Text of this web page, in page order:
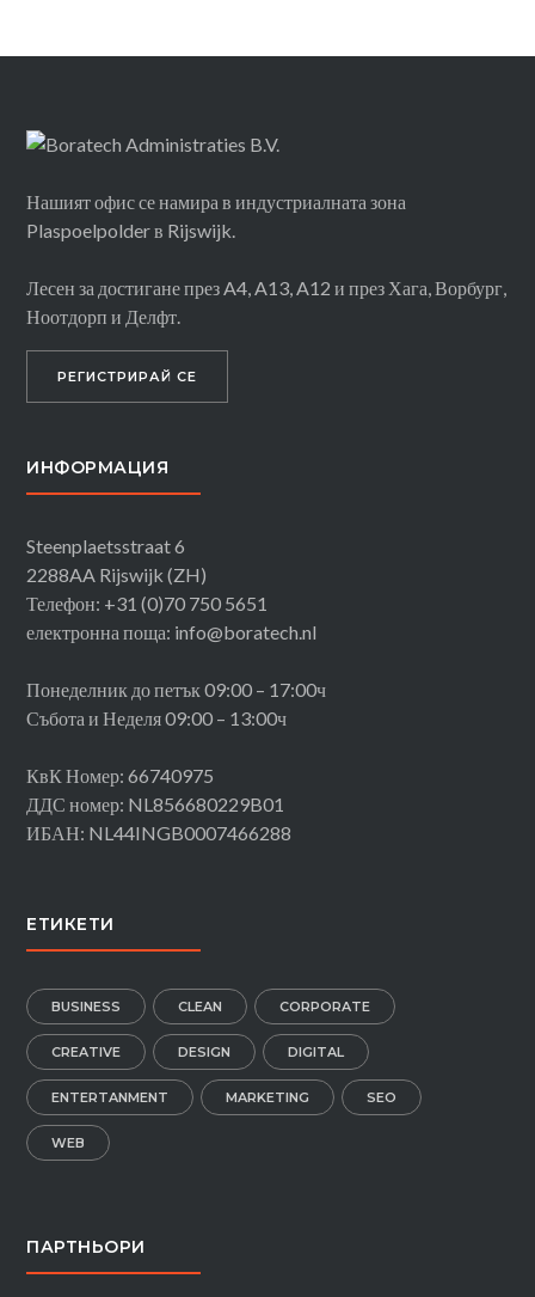
Нашият офис се намира в индустриалната зона
Plaspoelpolder в Rijswijk.
Лесен за достигане през A4, A13, A12 и през Хага, Ворбург,
Ноотдорп и Делфт.
РЕГИСТРИРАЙ СЕ
ИНФОРМАЦИЯ
Steenplaetsstraat 6
2288AA Rijswijk (ZH)
Телефон: +31 (0)70 750 5651
електронна поща: info@boratech.nl
Понеделник до петък 09:00 – 17:00ч
Събота и Неделя 09:00 – 13:00ч
КвК Номер: 66740975
ДДС номер: NL856680229B01
ИБАН: NL44INGB0007466288
ЕТИКЕТИ
BUSINESS CLEAN CORPORATE
CREATIVE DESIGN DIGITAL
ENTERTANMENT MARKETING SEO
WEB
ПАРТНЬОРИ